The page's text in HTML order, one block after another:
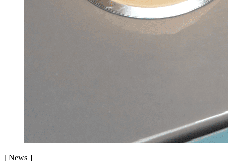
[ News ]